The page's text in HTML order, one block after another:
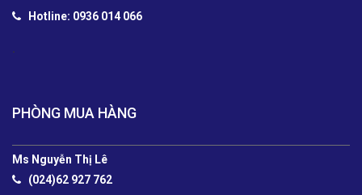
Hotline: 0936 014 066
.
PHÒNG MUA HÀNG
Ms Nguyễn Thị Lê
(024)62 927 762